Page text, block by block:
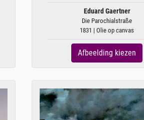
Eduard Gaertner
Die Parochialstraße
1831 | Olie op canvas
Afbeelding kiezen